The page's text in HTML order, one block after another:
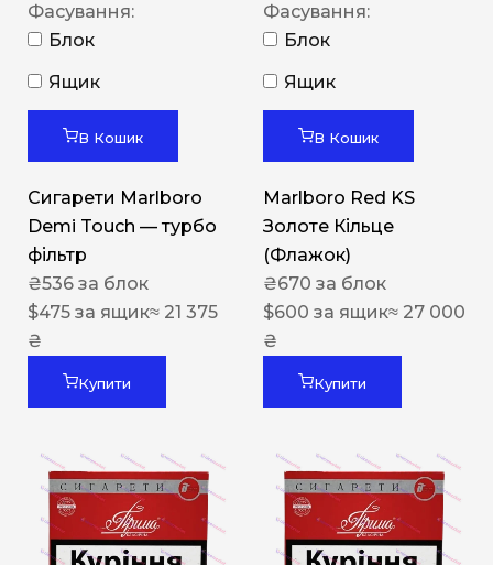
Фасування:
Блок
Ящик
В Кошик
Сигарети Marlboro
Demi Touch — турбо
фільтр
₴536 за блок
$475 за ящик≈ 21 375
₴
Купити
Фасування:
Блок
Ящик
В Кошик
Marlboro Red KS
Золоте Кільце
(Флажок)
₴670 за блок
$600 за ящик≈ 27 000
₴
Купити